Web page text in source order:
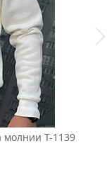
молнии Т-1139